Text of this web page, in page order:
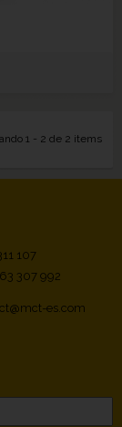
1 - 2 de 2 items
107
307 992
es.com